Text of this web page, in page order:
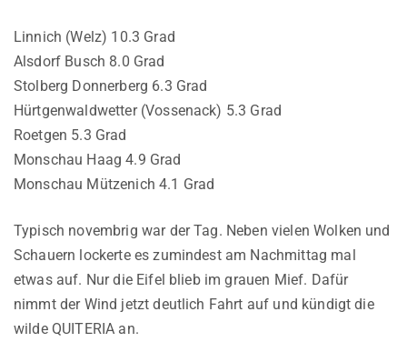
Linnich (Welz) 10.3 Grad
Alsdorf Busch 8.0 Grad
Stolberg Donnerberg 6.3 Grad
Hürtgenwaldwetter (Vossenack) 5.3 Grad
Roetgen 5.3 Grad
Monschau Haag 4.9 Grad
Monschau Mützenich 4.1 Grad
Typisch novembrig war der Tag. Neben vielen Wolken und
Schauern lockerte es zumindest am Nachmittag mal
etwas auf. Nur die Eifel blieb im grauen Mief. Dafür
nimmt der Wind jetzt deutlich Fahrt auf und kündigt die
wilde QUITERIA an.